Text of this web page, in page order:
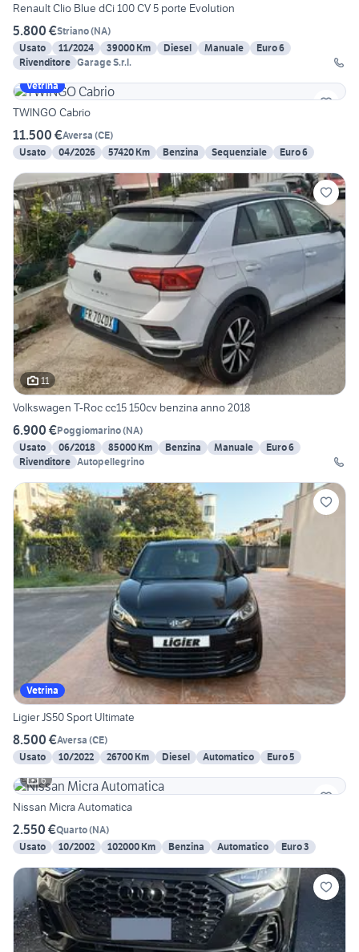
Renault Clio Blue dCi 100 CV 5 porte Evolution
5.800 €Striano(NA)
Usato
11/2024 39000 Km Diesel Manuale
Euro 6
Rivenditore Garage S.r.l.
Vetrina
TWINGO Cabrio
11.500 €Aversa (CE)
Usato
04/2026 57420 Km Benzina Sequenziale Euro 6
11
Volkswagen T-Roc cc15 150cv benzina anno 2018
6.900 €Poggiomarino(NA)
Usato
06/2018 85000 Km Benzina Manuale
Euro 6
Rivenditore Autopellegrino
Vetrina
Ligier JS50 Sport Ultimate
8.500 €Aversa (CE)
Usato
10/2022 26700 Km Diesel Automatico
Euro 5
6
Nissan Micra Automatica
2.550 €Quarto(NA)
Usato
10/2002 102000 Km Benzina Automatico Euro 3